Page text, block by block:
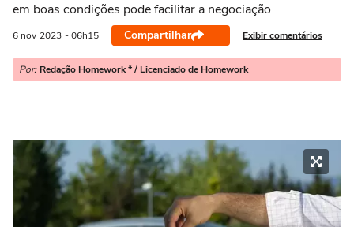
em boas condições pode facilitar a negociação
6 nov 2023 - 06h15 Compartilhar Exibir comentários
Por: Redação Homework * / Licenciado de Homework